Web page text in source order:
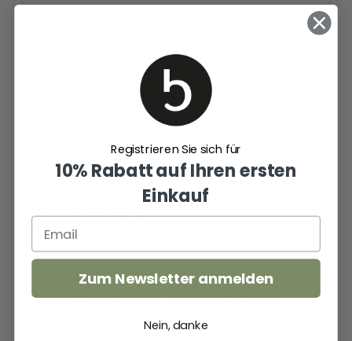
Bewertungen
Verwandte Produkte
Registrieren Sie sich für
10% Rabatt auf Ihren ersten
Einkauf
Zum Newsletter anmelden
Nein, danke